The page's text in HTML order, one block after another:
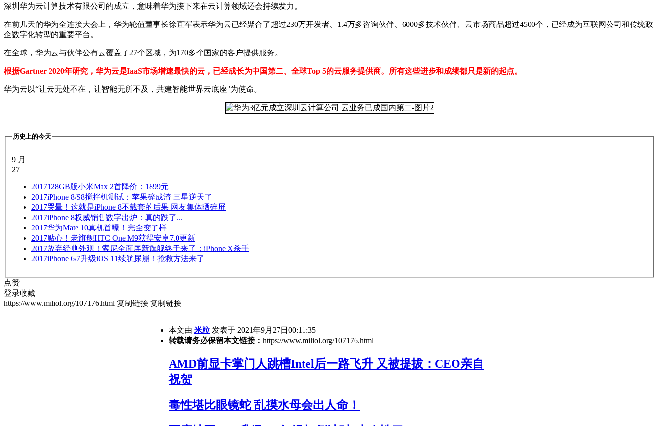
深圳华为云计算技术有限公司的成立，意味着华为接下来在云计算领域还会持续发力。
在前几天的华为全连接大会上，华为轮值董事长徐直军表示华为云已经聚合了超过230万开发者、1.4万多咨询伙伴、6000多技术伙伴、云市场商品超过4500个，已经成为互联网公司和传统政
企数字化转型的重要平台。
在全球，华为云与伙伴公有云覆盖了27个区域，为170多个国家的客户提供服务。
根据Gartner 2020年研究，华为云是IaaS市场增速最快的云，已经成长为中国第二、全球Top 5的云服务提供商。所有这些进步和成绩都只是新的起点。
华为云以“让云无处不在，让智能无所不及，共建智能世界云底座”为使命。
历史上的今天
9 月
27
2017128GB版小米Max 2首降价：1899元
2017iPhone 8/S8搅拌机测试：苹果碎成渣 三星逆天了
2017哭晕！这就是iPhone 8不戴套的后果 网友集体晒碎屏
2017iPhone 8权威销售数字出炉：真的跌了...
2017华为Mate 10真机首曝！完全变了样
2017贴心！老旗舰HTC One M9获得安卓7.0更新
2017放弃经典外观！索尼全面屏新旗舰终于来了：iPhone X杀手
2017iPhone 6/7升级iOS 11续航尿崩！抢救方法来了
点赞
登录收藏
https://www.miliol.org/107176.html 复制链接 复制链接
本文由 米粒 发表于 2021年9月27日00:11:35
转载请务必保留本文链接： https://www.miliol.org/107176.html
AMD前显卡掌门人跳槽Intel后一路飞升 又被提拔：CEO亲自
祝贺
毒性堪比眼镜蛇 乱摸水母会出人命！